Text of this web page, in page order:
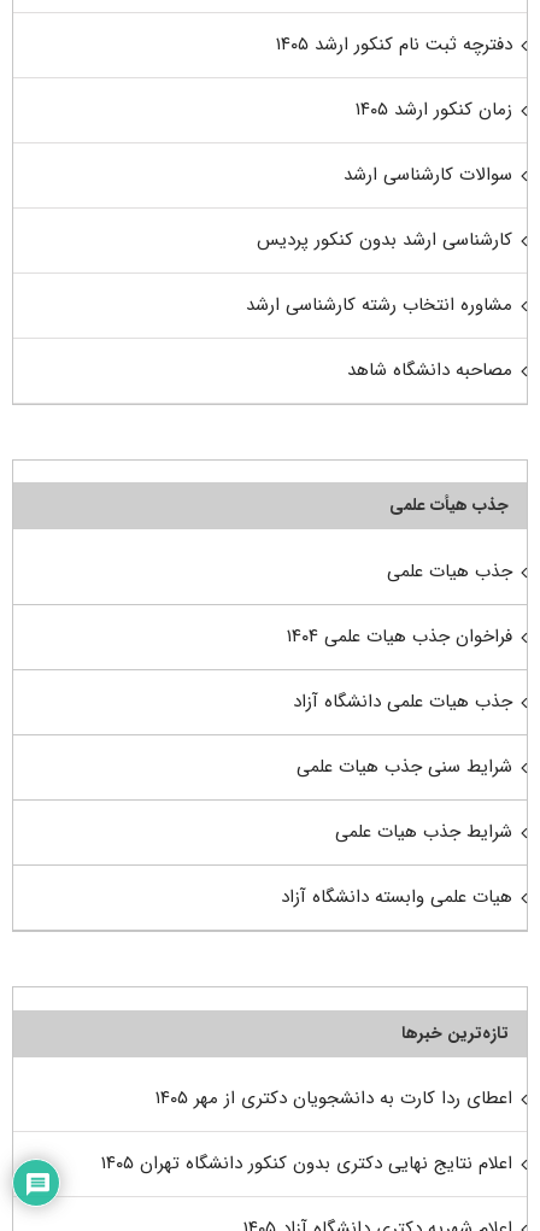
دفترچه ثبت نام کنکور ارشد ۱۴۰۵
زمان کنکور ارشد ۱۴۰۵
سوالات کارشناسی ارشد
کارشناسی ارشد بدون کنکور پردیس
مشاوره انتخاب رشته کارشناسی ارشد
مصاحبه دانشگاه شاهد
جذب هیأت علمی
جذب هیات علمی
فراخوان جذب هیات علمی ۱۴۰۴
جذب هیات علمی دانشگاه آزاد
شرایط سنی جذب هیات علمی
شرایط جذب هیات علمی
هیات علمی وابسته دانشگاه آزاد
تازه‌ترین خبرها
اعطای ردا کارت به دانشجویان دکتری از مهر ۱۴۰۵
اعلام نتایج نهایی دکتری بدون کنکور دانشگاه تهران ۱۴۰۵